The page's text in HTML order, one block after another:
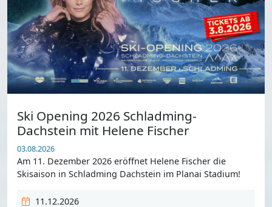
Ski Opening 2026 Schladming-
Dachstein mit Helene Fischer
03.08.2026
Am 11. Dezember 2026 eröffnet Helene Fischer die
Skisaison in Schladming Dachstein im Planai Stadium!
11.12.2026